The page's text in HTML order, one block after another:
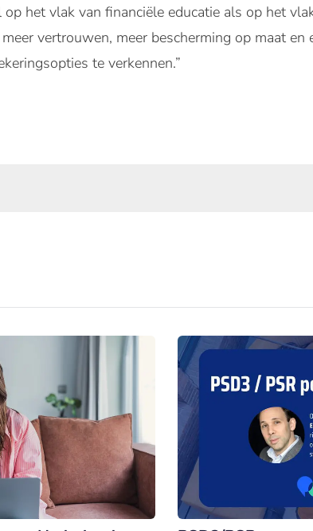
het vlak van financiële educatie als op het
vertrouwen, meer bescherming op maat en
te verkennen.”